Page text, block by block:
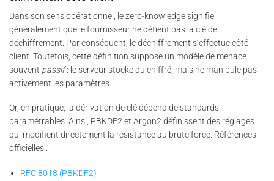
Dans son sens opérationnel, le zero-knowledge signifie
généralement que le fournisseur ne détient pas la clé de
déchiffrement. Par conséquent, le déchiffrement s’effectue côté
client. Toutefois, cette définition suppose un modèle de menace
souvent passif: le serveur stocke du chiffré, mais ne manipule pas
activement les paramètres.
Or, en pratique, la dérivation de clé dépend de standards
paramétrables. Ainsi, PBKDF2 et Argon2 définissent des réglages
qui modifient directement la résistance au brute force. Références
officielles :
RFC 8018 (PBKDF2)